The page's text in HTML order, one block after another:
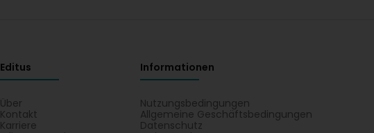
Editus
Über
Kontakt
Karriere
Informationen
Nutzungsbedingungen
Allgemeine Geschäftsbedingungen
Datenschutz